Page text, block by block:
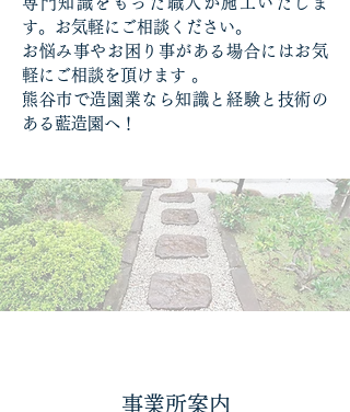
す。お気軽にご相談ください。
お悩み事やお困り事がある場合にはお気
軽にご相談を頂けます 。
熊谷市で造園業なら知識と経験と技術の
ある藍造園へ！
事業所案内